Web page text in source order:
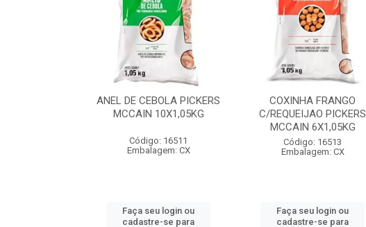
ANEL DE CEBOLA PICKERS
MCCAIN 10X1,05KG
Código: 16511
Embalagem: CX
Faça seu login ou
cadastre-se para
COXINHA FRANGO
C/REQUEIJAO PICKERS
MCCAIN 6X1,05KG
Código: 16513
Embalagem: CX
Faça seu login ou
cadastre-se para